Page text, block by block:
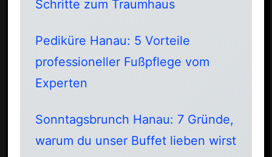
Schritte zum Traumhaus
Pediküre Hanau: 5 Vorteile
professioneller Fußpflege vom
Experten
Sonntagsbrunch Hanau: 7 Gründe,
warum du unser Buffet lieben wirst